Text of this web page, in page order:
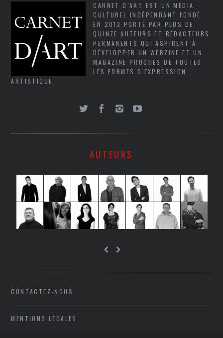
CARNET D’ART EST UN MÉDIA
CULTUREL INDÉPENDANT FONDÉ
EN 2013 PORTÉ PAR PLUS DE
QUINZE AUTEURS ET RÉDACTEURS
PERMANENTS QUI ASPIRENT À
DÉVELOPPER UN WEBZINE ET UN
MAGAZINE PROCHES DE TOUTES
LES FORMES D'EXPRESSION
ARTISTIQUE.
AUTEURS
CONTACTEZ-NOUS
MENTIONS LÉGALES